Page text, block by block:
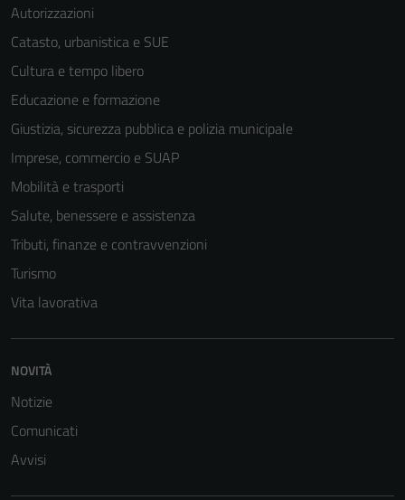
Autorizzazioni
Catasto, urbanistica e SUE
Cultura e tempo libero
Educazione e formazione
Giustizia, sicurezza pubblica e polizia municipale
Imprese, commercio e SUAP
Mobilità e trasporti
Salute, benessere e assistenza
Tributi, finanze e contravvenzioni
Turismo
Vita lavorativa
NOVITÀ
Notizie
Comunicati
Avvisi